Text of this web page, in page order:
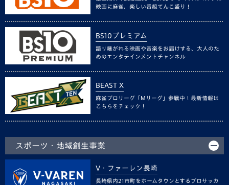
映画に麻雀、楽しい番組てんこ盛り！
BS10プレミアム
語り継がれる映画や音楽をお届けする、大人のた
めのエンタテインメントチャンネル
BEAST X
麻雀プロリーグ「Mリーグ」参戦中！最新情報は
こちらをチェック！
スポーツ・地域創生事業
V・ファーレン長崎
長崎県内21市町をホームタウンとするプロサッカ